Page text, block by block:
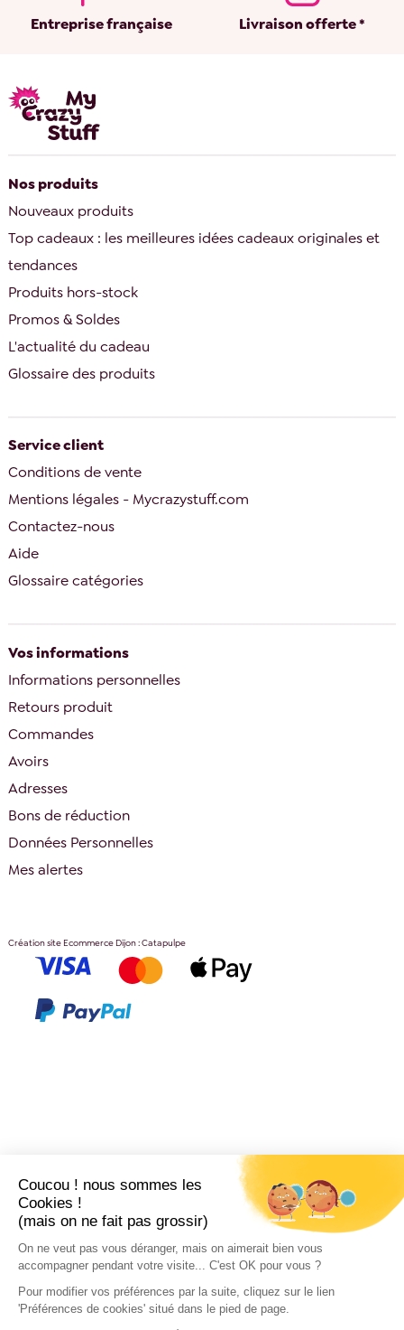
Coucou ! nous sommes les
Cookies !
(mais on ne fait pas grossir)
On ne veut pas vous déranger, mais on aimerait bien vous
accompagner pendant votre visite... C'est OK pour vous ?
Pour modifier vos préférences par la suite, cliquez sur le lien
'Préférences de cookies' situé dans le pied de page.
Entreprise française Livraison offerte *
Nos produits
Nouveaux produits
Top cadeaux : les meilleures idées cadeaux originales et
tendances
Produits hors-stock
Promos & Soldes
L'actualité du cadeau
Glossaire des produits
Service client
Conditions de vente
Mentions légales - Mycrazystuff.com
Contactez-nous
Aide
Glossaire catégories
Vos informations
Informations personnelles
Retours produit
Commandes
Avoirs
Adresses
Bons de réduction
Données Personnelles
Mes alertes
Création site Ecommerce Dijon : Catapulpe